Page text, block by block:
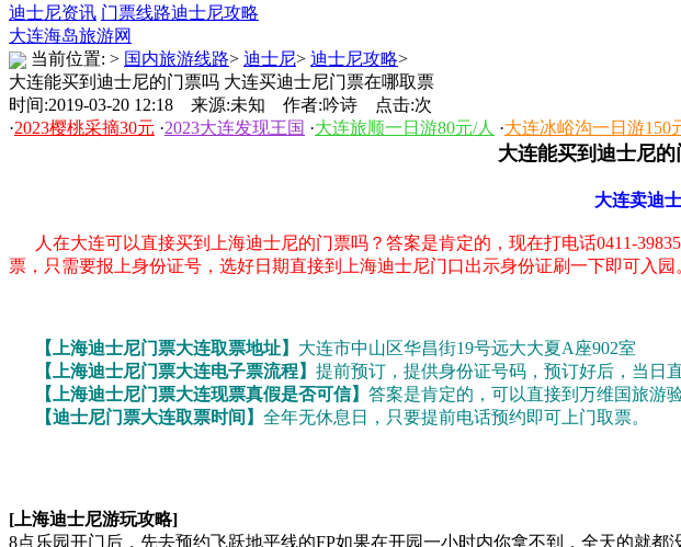
迪士尼资讯 门票线路迪士尼攻略
大连海岛旅游网
当前位置: > 国内旅游线路> 迪士尼> 迪士尼攻略>
大连能买到迪士尼的门票吗 大连买迪士尼门票在哪取票
时间:2019-03-20 12:18 来源:未知 作者:吟诗 点击:次
·2023樱桃采摘30元 ·2023大连发现王国 ·大连旅顺一日游80元/人 ·大连冰峪沟一日游150
大连能买到迪士尼
大连卖迪
人在大连可以直接买到上海迪士尼的门票吗？答案是肯定的，现在打电话0411-
票，只需要报上身份证号，选好日期直接到上海迪士尼门口出示身份证刷一下即可入园
【上海迪士尼门票大连取票地址】 大连市中山区华昌街19号远大大夏A座902室
【上海迪士尼门票大连电子票流程】 提前预订，提供身份证号码，预订好后，当日
【上海迪士尼门票大连现票真假是否可信】 答案是肯定的，可以直接到万维国旅游
【迪士尼门票大连取票时间】 全年无休息日，只要提前电话预约即可上门取票。
[上海迪士尼游玩攻略]
8点乐园开门后，先去预约飞跃地平线的FP如果在开园一小时内你拿不到，全天的就都